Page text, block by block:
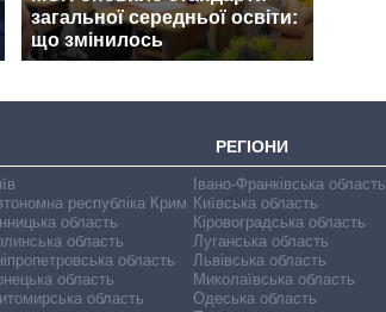
загальної середньої освіти:
що змінилось
РЕГІОНИ
республіка Крим
область
область
область
область
область
Івано-Франківська область
Київська область
Кіровоградська область
Луганська область
Львівська область
Миколаївська область
Одеська область